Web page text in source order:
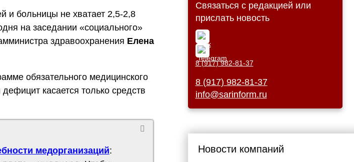
и больницы не хватает 2,5-2,8
на заседании «социального»
здравоохранения Елена
обязательного медицинского
касается только средств
медорганизаций:
Связаться с редакцией или
прислать новость
8 (917) 982-81-37
8 (917) 982-81-37
info@sarinform.ru
Новости компаний